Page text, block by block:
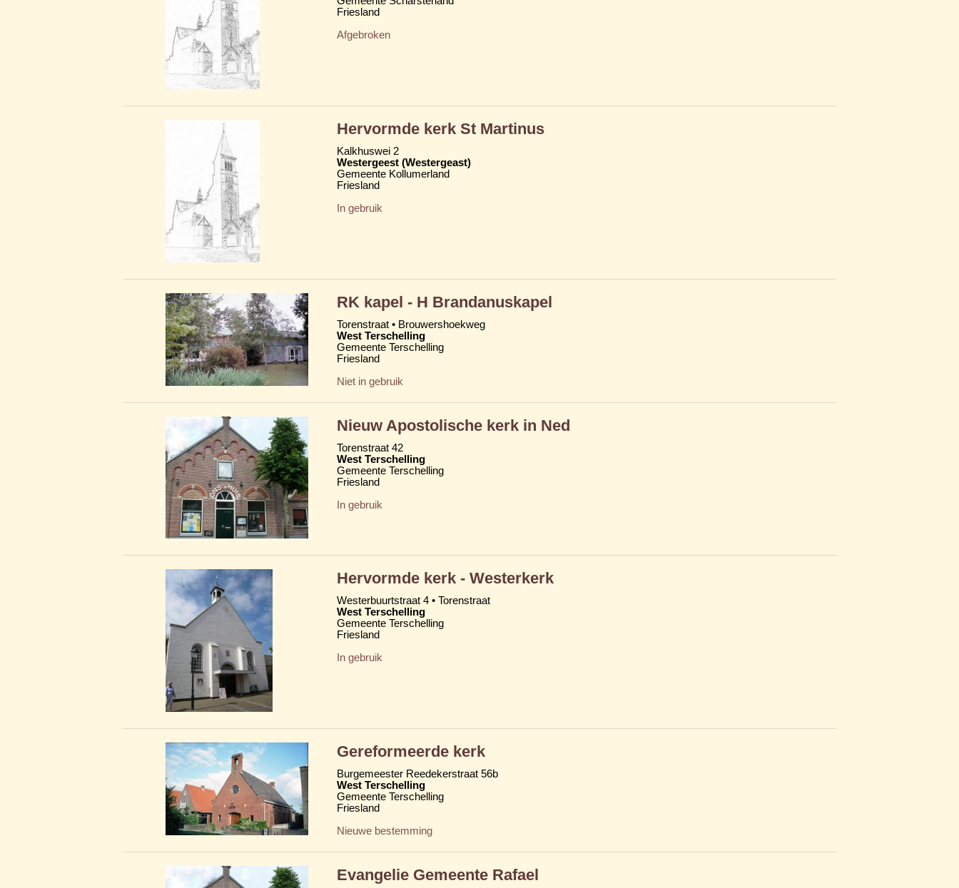
Friesland
Afgebroken
Hervormde kerk St Martinus
Kalkhuswei 2
Westergeest (Westergeast)
Gemeente Kollumerland
Friesland
In gebruik
RK kapel - H Brandanuskapel
Torenstraat • Brouwershoekweg
West Terschelling
Gemeente Terschelling
Friesland
Niet in gebruik
Nieuw Apostolische kerk in Ned
Torenstraat 42
West Terschelling
Gemeente Terschelling
Friesland
In gebruik
Hervormde kerk - Westerkerk
Westerbuurtstraat 4 • Torenstraat
West Terschelling
Gemeente Terschelling
Friesland
In gebruik
Gereformeerde kerk
Burgemeester Reedekerstraat 56b
West Terschelling
Gemeente Terschelling
Friesland
Nieuwe bestemming
Evangelie Gemeente Rafael